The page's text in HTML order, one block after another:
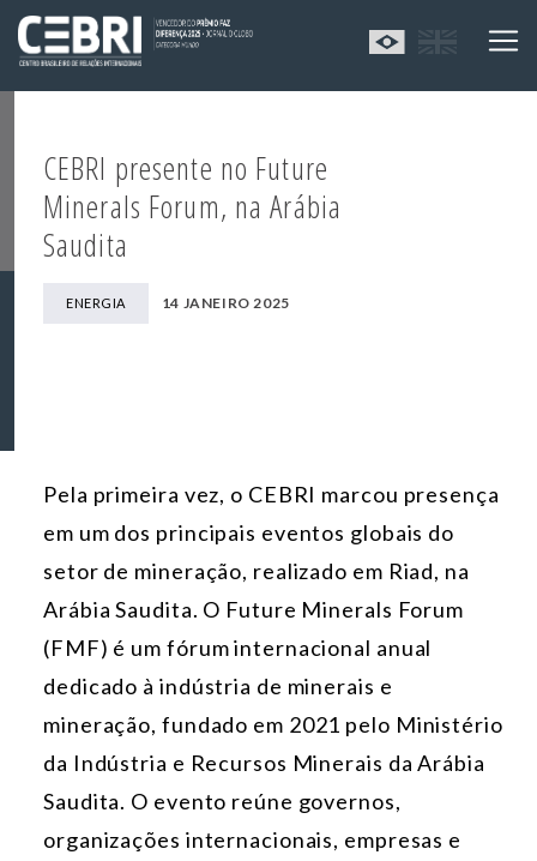
CEBRI presente no Future
Minerals Forum, na Arábia
Saudita
ENERGIA 14 JANEIRO 2025
Pela primeira vez, o CEBRI marcou presença
em um dos principais eventos globais do
setor de mineração, realizado em Riad, na
Arábia Saudita. O Future Minerals Forum
(FMF) é um fórum internacional anual
dedicado à indústria de minerais e
mineração, fundado em 2021 pelo Ministério
da Indústria e Recursos Minerais da Arábia
Saudita. O evento reúne governos,
organizações internacionais, empresas e